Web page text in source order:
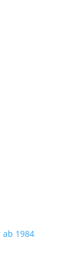
ab 1984